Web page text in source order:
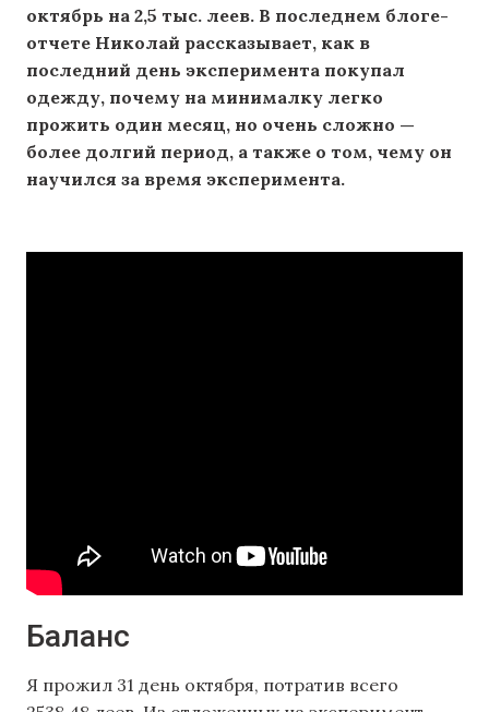
октябрь на 2,5 тыс. леев. В последнем блоге-
отчете Николай рассказывает, как в
последний день эксперимента покупал
одежду, почему на минималку легко
прожить один месяц, но очень сложно —
более долгий период, а также о том, чему он
научился за время эксперимента.
Баланс
Я прожил 31 день октября, потратив всего